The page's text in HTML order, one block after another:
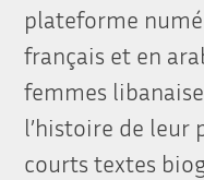
plateforme
français et en
femmes
l’histoire de leur
courts textes